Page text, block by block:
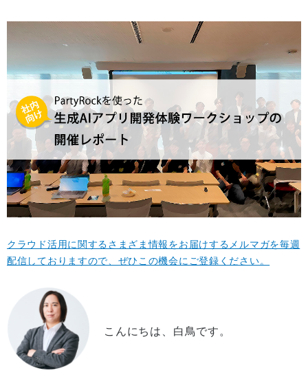
クラウド活用に関するさまざま情報をお届けするメルマガを毎週
配信しておりますので、ぜひこの機会にご登録ください。
こんにちは、白鳥です。